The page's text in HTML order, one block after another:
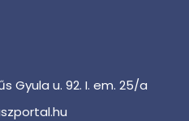
Gyula u. 92. I. em. 25/a